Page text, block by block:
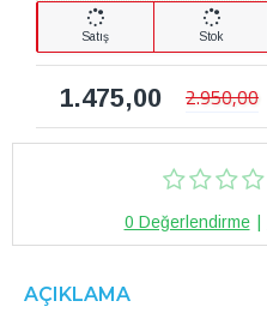
0 Değerlendirme
Satış Stok
1.475,00 2.950,00
AÇIKLAMA